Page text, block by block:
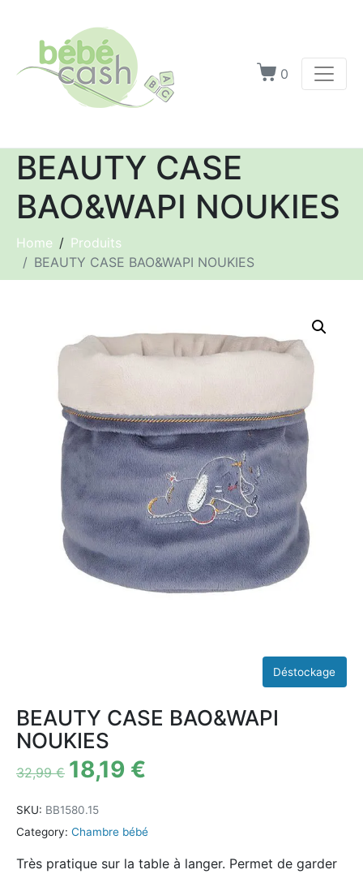
0
BEAUTY CASE
BAO&WAPI NOUKIES
Home
Produits
BEAUTY CASE BAO&WAPI NOUKIES
BEAUTY CASE BAO&WAPI
NOUKIES
32,99€ 18,19 €
SKU: BB1580.15
Category: Chambre bébé
Très pratique sur la table à langer. Permet de garder